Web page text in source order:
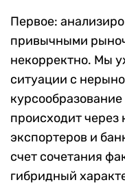
Первое:
привычными
некорректно. Мы
ситуации с
происходит через
экспортеров и
счет сочетания
гибридный